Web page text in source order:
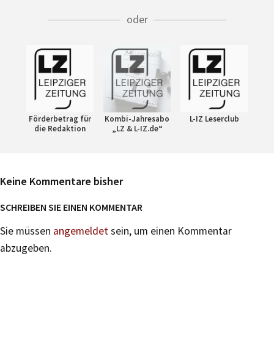
oder
Förderbetrag für
die Redaktion
Kombi-Jahresabo
„LZ & L-IZ.de“
L-IZ Leserclub
Keine Kommentare bisher
SCHREIBEN SIE EINEN KOMMENTAR
Sie müssen angemeldetsein, um einen Kommentar
abzugeben.